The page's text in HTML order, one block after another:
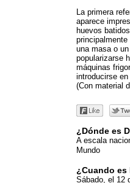
La primera
aparece
huevos
una masa o
popularizarse
máquinas
introducirse
(Con material
¿Dónde es
A escala
Mundo
¿Cuando es
Sábado, el 12